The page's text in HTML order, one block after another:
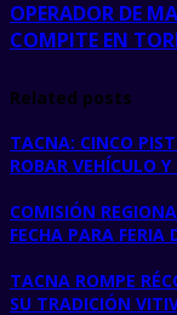
OPERADOR DE
COMPITE EN
Related posts
TACNA: CINCO
ROBAR VEHÍCULO
COMISIÓN
FECHA PARA
TACNA ROMPE
SU TRADICIÓN